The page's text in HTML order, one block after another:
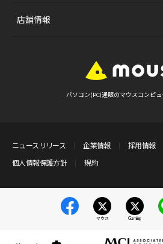
店舗情報
パソコン(PC)通販のマウスコンピュ
ニュースリリース 企業情報
採用情報
個人情報保護方針
規約
マウス Gaming